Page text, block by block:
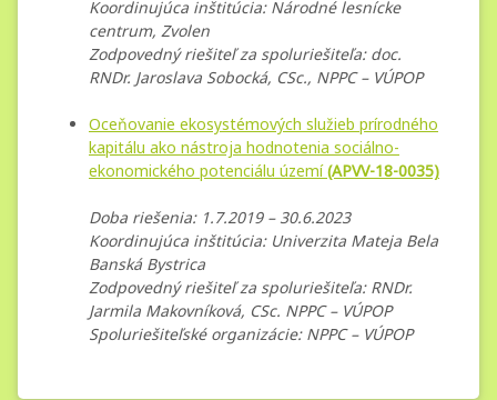
Koordinujúca inštitúcia: Národné lesnícke
centrum, Zvolen
Zodpovedný riešiteľ za spoluriešiteľa: doc.
RNDr. Jaroslava Sobocká, CSc., NPPC – VÚPOP
Oceňovanie ekosystémových služieb prírodného
kapitálu ako nástroja hodnotenia sociálno-
ekonomického potenciálu území(APVV-18-0035)
Doba riešenia: 1.7.2019 – 30.6.2023
Koordinujúca inštitúcia: Univerzita Mateja Bela
Banská Bystrica
Zodpovedný riešiteľ za spoluriešiteľa: RNDr.
Jarmila Makovníková, CSc. NPPC – VÚPOP
Spoluriešiteľské organizácie: NPPC – VÚPOP